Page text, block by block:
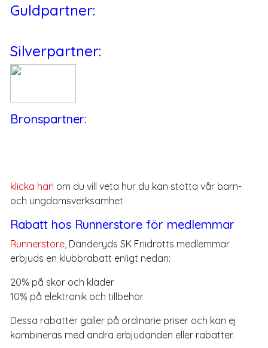
Guldpartner:
Silverpartner:
Bronspartner:
klicka här! om du vill veta hur du kan stötta vår barn-
och ungdomsverksamhet
Rabatt hos Runnerstore för medlemmar
Runnerstore , Danderyds SK Friidrotts medlemmar
erbjuds en klubbrabatt enligt nedan:
20% på skor och kläder
10% på elektronik och tillbehör
Dessa rabatter gäller på ordinarie priser och kan ej
kombineras med andra erbjudanden eller rabatter.